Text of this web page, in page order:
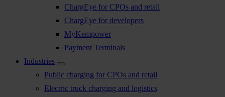
ChargEye for CPOs and retail
ChargEye for developers
MyKempower
Payment Terminals
Industries
Public charging for CPOs and retail
Electric truck charging and logistics